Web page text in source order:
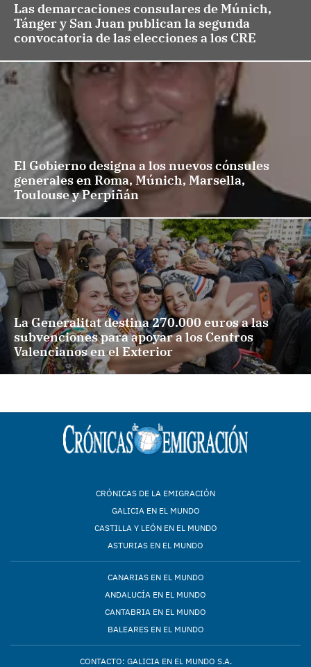
Las demarcaciones consulares de Múnich,
Tánger y San Juan publican la segunda
convocatoria de las elecciones a los CRE
El Gobierno designa a los nuevos cónsules
generales en Roma, Múnich, Marsella,
Toulouse y Perpiñán
La Generalitat destina 270.000 euros a las
subvenciones para apoyar a los Centros
Valencianos en el Exterior
CRÓNICAS DE LA EMIGRACIÓN
GALICIA EN EL MUNDO
CASTILLA Y LEÓN EN EL MUNDO
ASTURIAS EN EL MUNDO
CANARIAS EN EL MUNDO
ANDALUCÍA EN EL MUNDO
CANTABRIA EN EL MUNDO
BALEARES EN EL MUNDO
CONTACTO: GALICIA EN EL MUNDO S.A.